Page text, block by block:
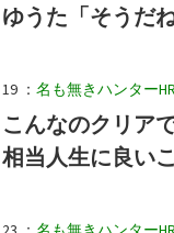
ゆうた「そうだ
19 ： 名も無きハンター
こんなのクリア
相当人生に良い